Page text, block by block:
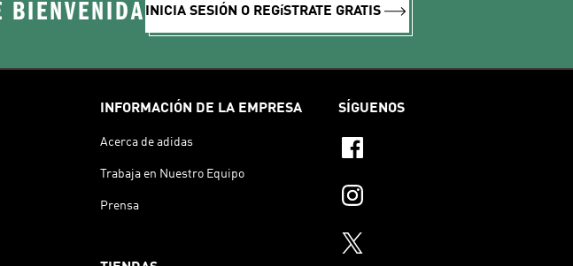
BIENVENIDA INICIA SESIÓN O REGíSTRATE GRATIS
INFORMACIÓN DE LA EMPRESA
Acerca de adidas
Trabaja en Nuestro Equipo
Prensa
SÍGUENOS